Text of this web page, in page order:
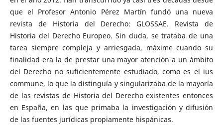
que el Profesor Antonio Pérez Martín fundó una nueva
revista de Historia del Derecho: GLOSSAE. Revista de
Historia del Derecho Europeo. Sin duda, se trataba de una
tarea siempre compleja y arriesgada, máxime cuando su
finalidad era la de prestar una mayor atención a un ámbito
del Derecho no suficientemente estudiado, como es el ius
commune, lo que la distinguía y singularizaba de la mayoría
de las revistas de Historia del Derecho existentes entonces
en España, en las que primaba la investigación y difusión
de las fuentes jurídicas propiamente hispánicas.